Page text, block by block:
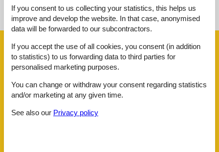
See the course of the sun around the object 😎
Facilities
Credit cards
Internet in the public area
Ski room
If you consent to us collecting your statistics, this helps us
improve and develop the website. In that case, anonymised
data will be forwarded to our subcontractors.
If you accept the use of all cookies, you consent (in addition
to statistics) to us forwarding data to third parties for
personalised marketing purposes.
You can change or withdraw your consent regarding statistics
and/or marketing at any given time.
See also our Privacy policy